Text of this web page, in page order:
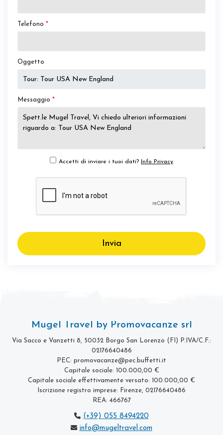
Telefono *
Oggetto
Messaggio *
Accetti di inviare i tuoi dati? Info Privacy
Invia
Mugel Travel by Promovacanze srl
Via Sacco e Vanzetti 8, 50032 Borgo San Lorenzo (FI)
P.IVA/C.F.:
02176640486
PEC: promovacanze@pec.buffetti.it
Capitale sociale: 100.000,00 €
Capitale sociale effettivamente versato: 100.000,00 €
Iscrizione registro imprese: Firenze, 02176640486
REA: 466767
(+39) 055 8494220
info@mugeltravel.com